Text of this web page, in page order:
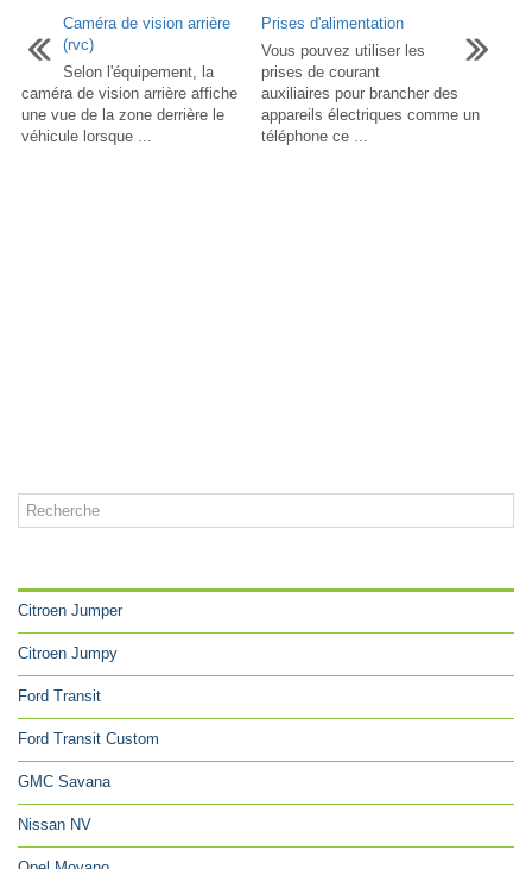
Caméra de vision arrière
(rvc)
Selon l'équipement, la
caméra de vision arrière affiche
une vue de la zone derrière le
véhicule lorsque ...
Prises d'alimentation
Vous pouvez utiliser les
prises de courant
auxiliaires pour brancher des
appareils électriques comme un
téléphone ce ...
Citroen Jumper
Citroen Jumpy
Ford Transit
Ford Transit Custom
GMC Savana
Nissan NV